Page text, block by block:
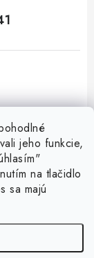
jeho funkcie,
na tlačidlo
sa majú